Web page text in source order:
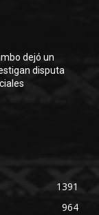
dejó un
disputa
1391
964